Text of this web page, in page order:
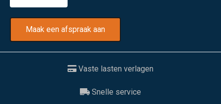
Maak een afspraak aan
Vaste lasten verlagen
Snelle service